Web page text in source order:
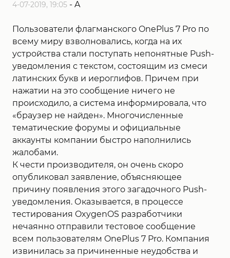
4-07-2019, 19:05 - A
Пользователи флагманского OnePlus 7 Pro по
всему миру взволновались, когда на их
устройства стали поступать непонятные Push-
уведомления с текстом, состоящим из смеси
латинских букв и иероглифов. Причем при
нажатии на это сообщение ничего не
происходило, а система информировала, что
«браузер не найден». Многочисленные
тематические форумы и официальные
аккаунты компании быстро наполнились
жалобами.
К чести производителя, он очень скоро
опубликовал заявление, объясняющее
причину появления этого загадочного Push-
уведомления. Оказывается, в процессе
тестирования OxygenOS разработчики
нечаянно отправили тестовое сообщение
всем пользователям OnePlus 7 Pro. Компания
извинилась за причиненные неудобства и